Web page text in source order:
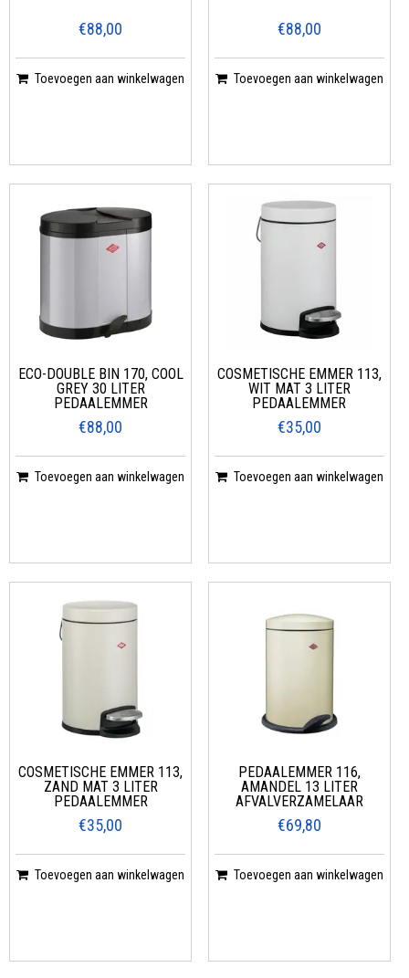
€88,00
Toevoegen aan winkelwagen
€88,00
Toevoegen aan winkelwagen
ECO-DOUBLE BIN 170, COOL
GREY 30 LITER
PEDAALEMMER
€88,00
Toevoegen aan winkelwagen
COSMETISCHE EMMER 113,
WIT MAT 3 LITER
PEDAALEMMER
€35,00
Toevoegen aan winkelwagen
COSMETISCHE EMMER 113,
ZAND MAT 3 LITER
PEDAALEMMER
€35,00
Toevoegen aan winkelwagen
PEDAALEMMER 116,
AMANDEL 13 LITER
AFVALVERZAMELAAR
€69,80
Toevoegen aan winkelwagen